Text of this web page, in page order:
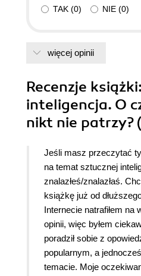
TAK (0) NIE (0)
więcej opinii
Recenzje książki
inteligencja. O
nikt nie patrzy?
Jeśli masz przeczytać
na temat sztucznej
znalazłeś/znalazłaś.
książkę już od
Internecie natrafiłem
opinii, więc byłem
poradził sobie z
popularnym, a
temacie. Moje